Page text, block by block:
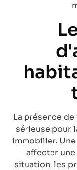
La présence
sérieuse pour
immobilier.
affecter une
situation, les